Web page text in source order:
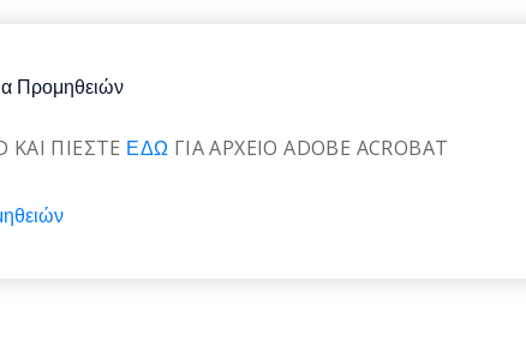
Προμηθειών
ΚΑΙ ΠΙΕΣΤΕ ΕΔΩ ΓΙΑ ΑΡΧΕΙΟ ADOBE ACROBAT